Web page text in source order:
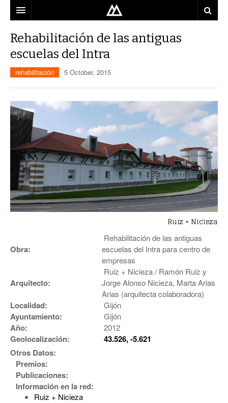
LOCALIZACIÓN
MAPA
EQUIPO
BLOG
CONTACTO
Rehabilitación de las antiguas
escuelas del Intra
rehabilitación 5 October, 2015
Ruiz + Nicieza
Obra:
Rehabilitación de las antiguas
escuelas del Intra para centro de
empresas
Arquitecto:
Ruiz + Nicieza / Ramón Ruiz y
Jorge Alonso Nicieza, Marta Arias
Arias (arquitecta colaboradora)
Localidad: Gijón
Ayuntamiento: Gijón
Año: 2012
Geolocalización:
43.526, -5.621
Otros Datos:
Premios:
Publicaciones:
Información en la red:
Ruiz + Nicieza